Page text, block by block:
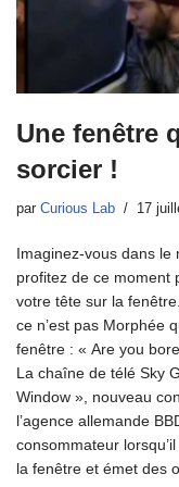
Une fenêtre
sorcier !
par Curious Lab 17
Imaginez-vous dans le
profitez de ce moment
votre tête sur la
ce n’est pas Morphée
fenêtre : « Are you
La chaîne de télé Sky
Window », nouveau
l’agence allemande
consommateur
la fenêtre et émet des